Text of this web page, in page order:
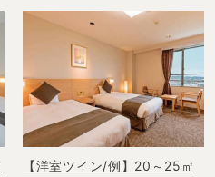
【洋室ツイン/例】20～25㎡